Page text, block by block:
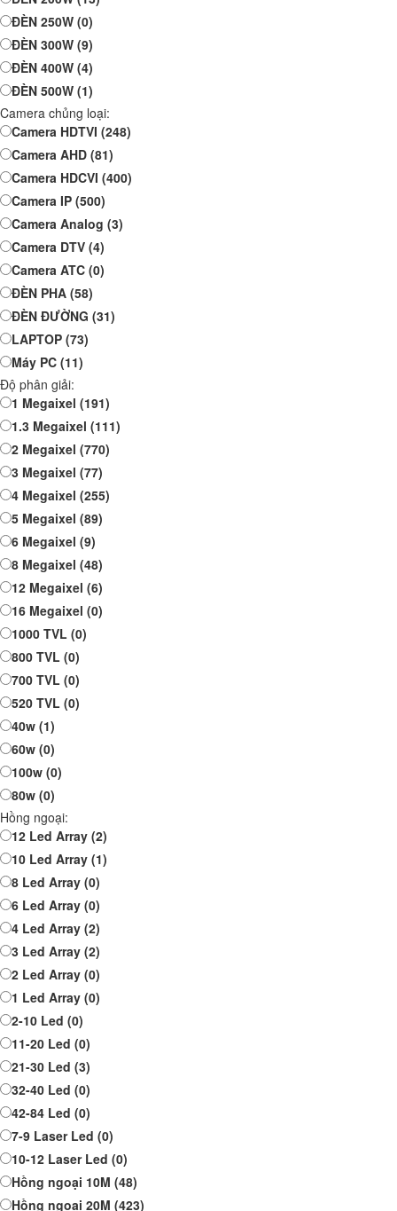
ĐÈN 250W (0)
ĐÈN 300W (9)
ĐÈN 400W (4)
ĐÈN 500W (1)
Camera chủng loại:
Camera HDTVI (248)
Camera AHD (81)
Camera HDCVI (400)
Camera IP (500)
Camera Analog (3)
Camera DTV (4)
Camera ATC (0)
ĐÈN PHA (58)
ĐÈN ĐƯỜNG (31)
LAPTOP (73)
Máy PC (11)
Độ phân giải:
1 Megaixel (191)
1.3 Megaixel (111)
2 Megaixel (770)
3 Megaixel (77)
4 Megaixel (255)
5 Megaixel (89)
6 Megaixel (9)
8 Megaixel (48)
12 Megaixel (6)
16 Megaixel (0)
1000 TVL (0)
800 TVL (0)
700 TVL (0)
520 TVL (0)
40w (1)
60w (0)
100w (0)
80w (0)
Hồng ngoại:
12 Led Array (2)
10 Led Array (1)
8 Led Array (0)
6 Led Array (0)
4 Led Array (2)
3 Led Array (2)
2 Led Array (0)
1 Led Array (0)
2-10 Led (0)
11-20 Led (0)
21-30 Led (3)
32-40 Led (0)
42-84 Led (0)
7-9 Laser Led (0)
10-12 Laser Led (0)
Hồng ngoại 10M (48)
Hồng ngoại 20M (423)